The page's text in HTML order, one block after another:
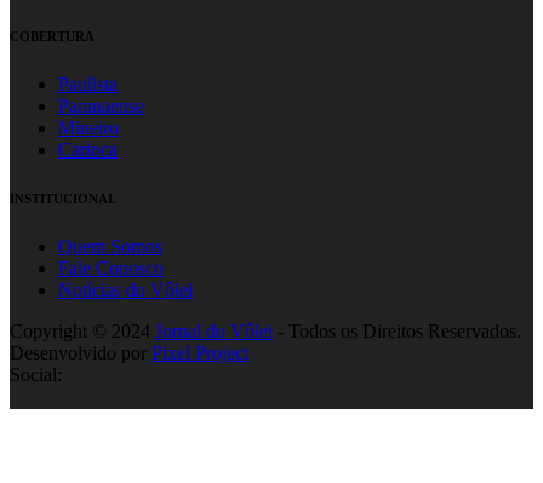
COBERTURA
Paulista
Paranaense
Mineiro
Carioca
INSTITUCIONAL
Quem Somos
Fale Conosco
Notícias do Vôlei
Copyright © 2024 Jornal do Vôlei - Todos os Direitos Reservados.
Desenvolvido por Pixel Project
Social: